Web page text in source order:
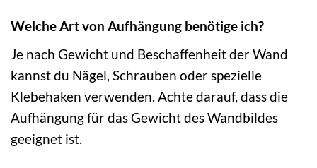
Welche Art von Aufhängung benötige ich?
Je nach Gewicht und Beschaffenheit der Wand
kannst du Nägel, Schrauben oder spezielle
Klebehaken verwenden. Achte darauf, dass die
Aufhängung für das Gewicht des Wandbildes
geeignet ist.